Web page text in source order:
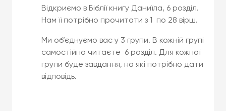
Відкриємо в Біблії книгу Даниїла, 6 розділ.
Нам її потрібно прочитати з 1 по 28 вірш.
Ми об’єднуємо вас у 3 групи. В кожній групі
самостійно читаєте 6 розділ. Для кожної
групи буде завдання, на які потрібно дати
відповідь.